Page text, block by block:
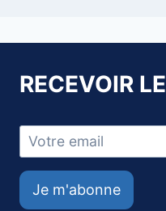
RECEVOIR
Je m'abonne